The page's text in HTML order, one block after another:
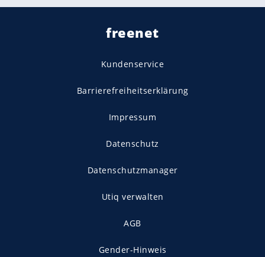
freenet
Kundenservice
Barrierefreiheitserklärung
Impressum
Datenschutz
Datenschutzmanager
Utiq verwalten
AGB
Gender-Hinweis